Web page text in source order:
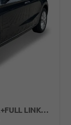
FR MAX ACC+KAMERA+SHZ+KLIMA+FULL LINK+PDC+LED+16" ALU+KESSY